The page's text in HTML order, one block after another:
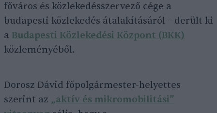
főváros és közlekedésszervező cége a
budapesti közlekedés átalakításáról – derült ki
a Budapesti Közlekedési Központ (BKK)
közleményéből.
Dorosz Dávid főpolgármester-helyettes
szerint az „aktív és mikromobilitási”